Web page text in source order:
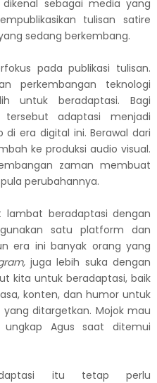
sebagai media yang
tulisan satire
sedang berkembang.
pada publikasi tulisan.
perkembangan teknologi
untuk beradaptasi. Bagi
tersebut adaptasi menjadi
era digital ini. Berawal dari
ke produksi audio visual.
zaman membuat
perubahannya.
lambat beradaptasi dengan
satu platform dan
era ini banyak orang yang
juga lebih suka dengan
kita untuk beradaptasi, baik
konten, dan humor untuk
ditargetkan. Mojok mau
Agus saat ditemui
itu tetap perlu